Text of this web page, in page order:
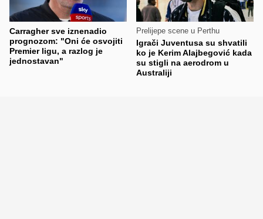
Carragher sve iznenadio
prognozom: "Oni će osvojiti
Premier ligu, a razlog je
jednostavan"
Prelijepe scene u Perthu
Igrači Juventusa su shvatili
ko je Kerim Alajbegović kada
su stigli na aerodrom u
Australiji